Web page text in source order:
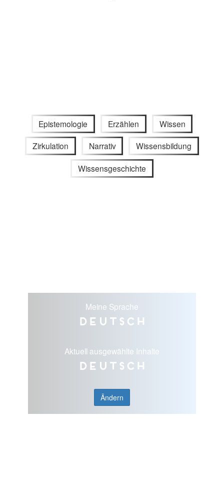
Epistemologie Erzählen Wissen
Zirkulation Narrativ Wissensbildung
Wissensgeschichte
Meine Sprache
Deutsch
Aktuell ausgewählte Inhalte
Deutsch
Ändern